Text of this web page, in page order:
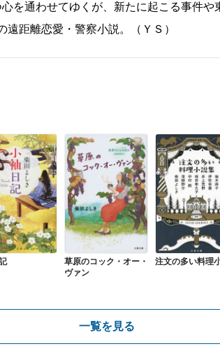
を通わせてゆくが、新たに起こる事件や
距離恋愛・警察小説。（ＹＳ）
草原のコック・オー・
ヴァン
注文の多い料理
一覧を見る